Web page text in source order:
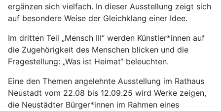
ergänzen sich vielfach. In dieser Ausstellung zeigt sich
auf besondere Weise der Gleichklang einer Idee.
Im dritten Teil „Mensch III“ werden Künstler*innen auf
die Zugehörigkeit des Menschen blicken und die
Fragestellung: „Was ist Heimat“ beleuchten.
Eine den Themen angelehnte Ausstellung im Rathaus
Neustadt vom 22.08 bis 12.09.25 wird Werke zeigen,
die Neustädter Bürger*innen im Rahmen eines